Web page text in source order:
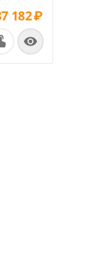
182₽
